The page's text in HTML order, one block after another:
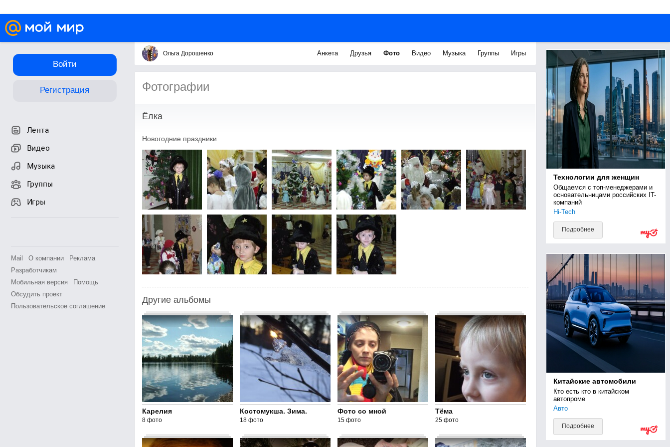
Войти
Регистрация
Лента
Видео
Музыка
Группы
Игры
Mail О компании
Реклама
Разработчикам
Мобильная версия
Помощь
Обсудить проект
Пользовательское соглашение
Ольга Дорошенко Анкета Друзья Фото Видео Музыка Группы Игры
Фотографии
Ёлка
Новогодние праздники
Другие альбомы
Карелия
8 фото
Костомукша. Зима.
18 фото
Фото со мной
15 фото
Тёма
25 фото
Технологии для женщин
Общаемся с топ-менеджерами и
основательницами российских IT-
компаний
Hi-Tech
Подробнее
Китайские автомобили
Кто есть кто в китайском
автопроме
Авто
Подробнее